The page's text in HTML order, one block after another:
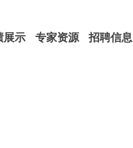
展示 专家资源 招聘信息